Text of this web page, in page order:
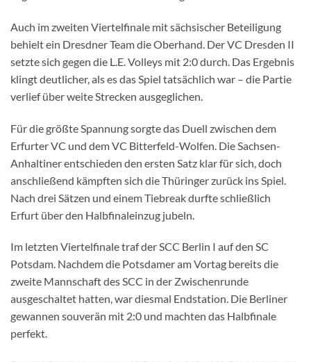
Auch im zweiten Viertelfinale mit sächsischer Beteiligung
behielt ein Dresdner Team die Oberhand. Der VC Dresden II
setzte sich gegen die L.E. Volleys mit 2:0 durch. Das Ergebnis
klingt deutlicher, als es das Spiel tatsächlich war – die Partie
verlief über weite Strecken ausgeglichen.
Für die größte Spannung sorgte das Duell zwischen dem
Erfurter VC und dem VC Bitterfeld-Wolfen. Die Sachsen-
Anhaltiner entschieden den ersten Satz klar für sich, doch
anschließend kämpften sich die Thüringer zurück ins Spiel.
Nach drei Sätzen und einem Tiebreak durfte schließlich
Erfurt über den Halbfinaleinzug jubeln.
Im letzten Viertelfinale traf der SCC Berlin I auf den SC
Potsdam. Nachdem die Potsdamer am Vortag bereits die
zweite Mannschaft des SCC in der Zwischenrunde
ausgeschaltet hatten, war diesmal Endstation. Die Berliner
gewannen souverän mit 2:0 und machten das Halbfinale
perfekt.